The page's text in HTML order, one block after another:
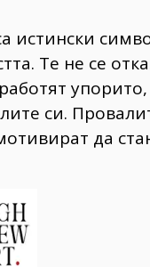
истински
Те не се
си.
да